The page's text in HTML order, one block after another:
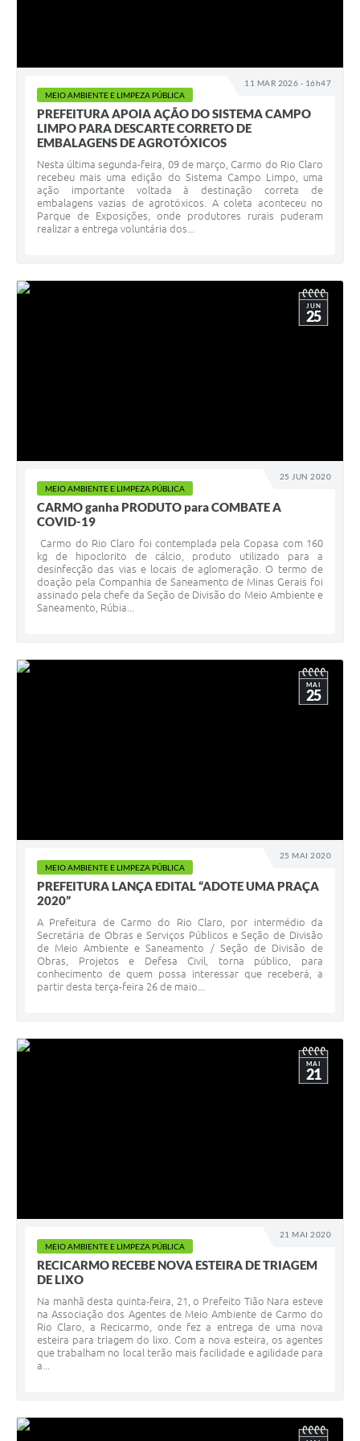
11 MAR 2026 - 16h47
MEIO AMBIENTE E LIMPEZA PÚBLICA
PREFEITURA APOIA AÇÃO DO SISTEMA CAMPO
LIMPO PARA DESCARTE CORRETO DE
EMBALAGENS DE AGROTÓXICOS
Nesta última segunda-feira, 09 de março, Carmo do Rio Claro
recebeu mais uma edição do Sistema Campo Limpo, uma
ação importante voltada à destinação correta de
embalagens vazias de agrotóxicos. A coleta aconteceu no
Parque de Exposições, onde produtores rurais puderam
realizar a entrega voluntária dos...
25 JUN 2020
JUN
25
MEIO AMBIENTE E LIMPEZA PÚBLICA
CARMO ganha PRODUTO para COMBATE A
COVID-19
Carmo do Rio Claro foi contemplada pela Copasa com 160
kg de hipoclorito de cálcio, produto utilizado para a
desinfecção das vias e locais de aglomeração. O termo de
doação pela Companhia de Saneamento de Minas Gerais foi
assinado pela chefe da Seção de Divisão do Meio Ambiente e
Saneamento, Rúbia...
25 MAI 2020
MAI
25
MEIO AMBIENTE E LIMPEZA PÚBLICA
PREFEITURA LANÇA EDITAL “ADOTE UMA PRAÇA
2020”
A Prefeitura de Carmo do Rio Claro, por intermédio da
Secretária de Obras e Serviços Públicos e Seção de Divisão
de Meio Ambiente e Saneamento / Seção de Divisão de
Obras, Projetos e Defesa Civil, torna público, para
conhecimento de quem possa interessar que receberá, a
partir desta terça-feira 26 de maio...
21 MAI 2020
MAI
21
MEIO AMBIENTE E LIMPEZA PÚBLICA
RECICARMO RECEBE NOVA ESTEIRA DE TRIAGEM
DE LIXO
Na manhã desta quinta-feira, 21, o Prefeito Tião Nara esteve
na Associação dos Agentes de Meio Ambiente de Carmo do
Rio Claro, a Recicarmo, onde fez a entrega de uma nova
esteira para triagem do lixo. Com a nova esteira, os agentes
que trabalham no local terão mais facilidade e agilidade para
a...